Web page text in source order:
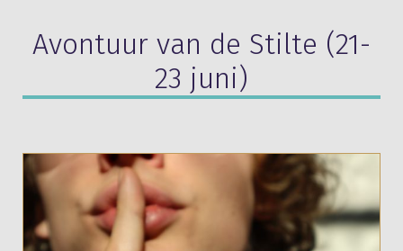
Avontuur van de Stilte (21-
23 juni)